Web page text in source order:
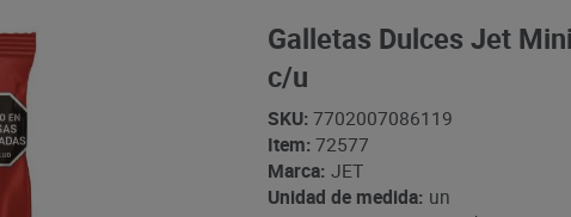
Galletas Dulces Jet
c/u
SKU: 7702007086119
Item: 72577
Marca: JET
Unidad de medida: un